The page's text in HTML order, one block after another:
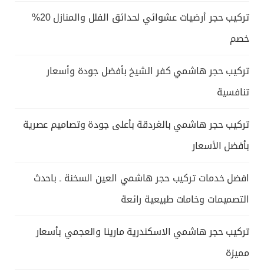
تركيب حجر أرضيات عشوائي لحدائق الفلل والمنازل 20%
خصم
تركيب حجر هاشمي كفر الشيخ بأفضل جودة وأسعار
تنافسية
تركيب حجر هاشمي بالغردقة بأعلى جودة وتصاميم عصرية
بأفضل الأسعار
افضل خدمات تركيب حجر هاشمي العين السخنة ـ باحدث
التصميمات وخامات طبيعية رائعة
تركيب حجر هاشمي الاسكندرية مارينا والعجمي بأسعار
مميزة